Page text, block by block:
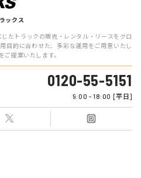
目的は，以下のとおりです。
のため
に回答するため（本人確認を行う
の新機能，更新情報，キャンペー
サービスの案内のメールを送付す
ックス
たトラックの販売・レンタル・リースをグロ
目的に合わせた、多彩な運用をご用意いたし
ご提案いたします。
0120-55-5151
9:00 - 18:00 [平日]